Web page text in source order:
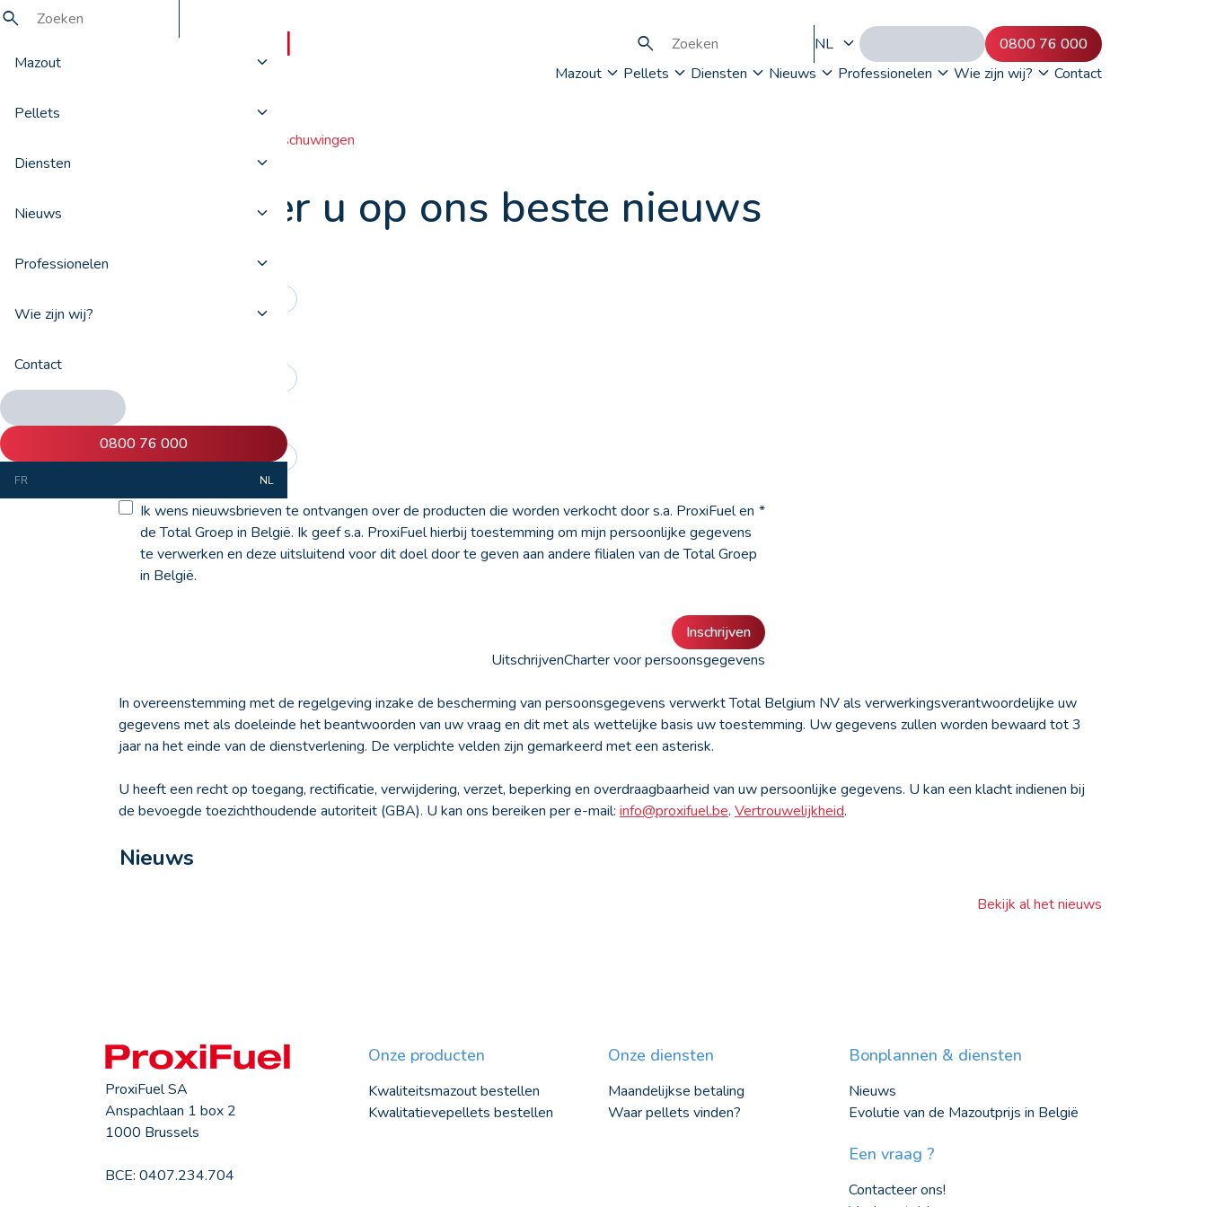
Mazout
Pellets
Diensten
Nieuws
Professionelen
Wie zijn wij?
Contact
0800 76 000
FR NL
NL
0800 76 000
Mazout
Pellets Diensten Nieuws Professionelen Wie zijn wij? Contact
Inschrijven voor waarschuwingen
Abonneer u op ons beste nieuws
Email*
Ik wens nieuwsbrieven te ontvangen over de producten die worden verkocht door s.a. ProxiFuel en
de Total Groep in België. Ik geef s.a. ProxiFuel hierbij toestemming om mijn persoonlijke gegevens
te verwerken en deze uitsluitend voor dit doel door te geven aan andere filialen van de Total Groep
in België.
*
Inschrijven
UitschrijvenCharter voor persoonsgegevens
In overeenstemming met de regelgeving inzake de bescherming van persoonsgegevens verwerkt Total Belgium NV als verwerkingsverantwoordelijke uw
gegevens met als doeleinde het beantwoorden van uw vraag en dit met als wettelijke basis uw toestemming. Uw gegevens zullen worden bewaard tot 3
jaar na het einde van de dienstverlening. De verplichte velden zijn gemarkeerd met een asterisk.
U heeft een recht op toegang, rectificatie, verwijdering, verzet, beperking en overdraagbaarheid van uw persoonlijke gegevens. U kan een klacht indienen bij
de bevoegde toezichthoudende autoriteit (GBA). U kan ons bereiken per e-mail: info@proxifuel.be. Vertrouwelijkheid.
Nieuws
Bekijk al het nieuws
ProxiFuel SA
Anspachlaan 1 box 2
1000 Brussels
BCE: 0407.234.704
Onze producten
Kwaliteitsmazout bestellen
Kwalitatievepellets bestellen
Onze diensten
Maandelijkse betaling
Waar pellets vinden?
Bonplannen & diensten
Nieuws
Evolutie van de Mazoutprijs in België
Een vraag ?
Contacteer ons!